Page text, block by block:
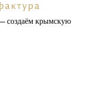
создаём крымскую